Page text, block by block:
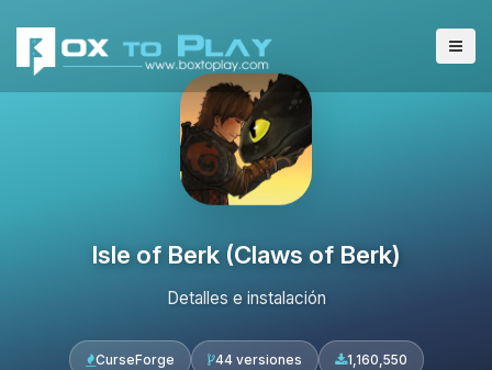
Isle of Berk (Claws of Berk)
Detalles e instalación
CurseForge 44 versiones 1,160,550